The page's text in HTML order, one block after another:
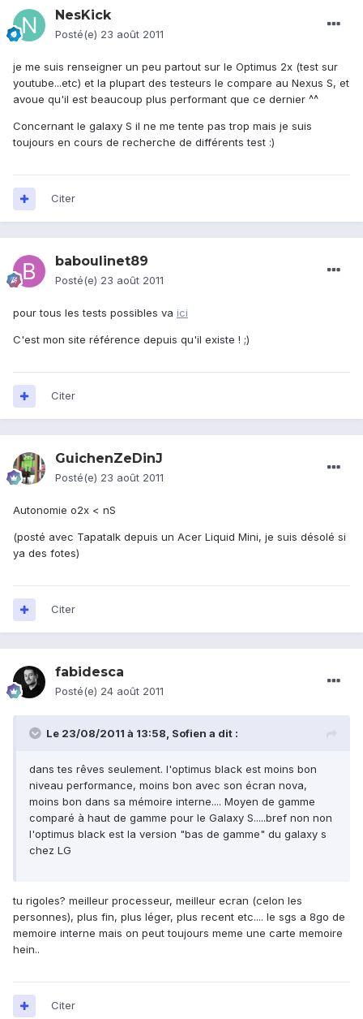
NesKick
Posté(e) 23 août 2011
je me suis renseigner un peu partout sur le Optimus 2x (test sur
youtube...etc) et la plupart des testeurs le compare au Nexus S, et
avoue qu'il est beaucoup plus performant que ce dernier ^^
Concernant le galaxy S il ne me tente pas trop mais je suis
toujours en cours de recherche de différents test :)
Citer
baboulinet89
Posté(e) 23 août 2011
pour tous les tests possibles va ici
C'est mon site référence depuis qu'il existe ! ;)
Citer
GuichenZeDinJ
Posté(e) 23 août 2011
Autonomie o2x < nS
(posté avec Tapatalk depuis un Acer Liquid Mini, je suis désolé si
ya des fotes)
Citer
fabidesca
Posté(e) 24 août 2011
Le 23/08/2011 à 13:58, Sofien a dit :
dans tes rêves seulement. l'optimus black est moins bon
niveau performance, moins bon avec son écran nova,
moins bon dans sa mémoire interne.... Moyen de gamme
comparé à haut de gamme pour le Galaxy S.....bref non non
l'optimus black est la version "bas de gamme" du galaxy s
chez LG
tu rigoles? meilleur processeur, meilleur ecran (celon les
personnes), plus fin, plus léger, plus recent etc.... le sgs a 8go de
memoire interne mais on peut toujours meme une carte memoire
hein..
Citer